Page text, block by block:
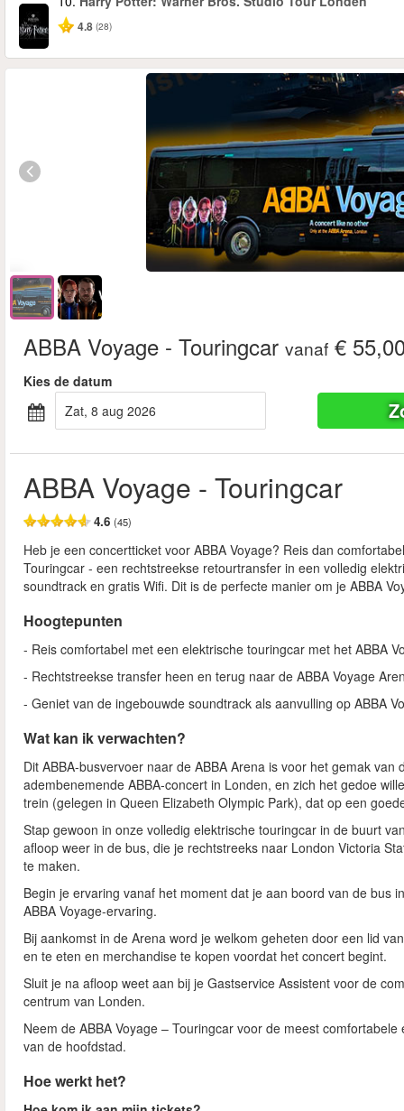
4.8 (28)
ABBA Voyage - Touringcar vanaf €
Kies de datum
zat, 8 aug 2026
ABBA Voyage - Touringcar
4.6 (45)
Heb je een concertticket voor ABBA Voyage? Reis dan
Touringcar - een rechtstreekse retourtransfer in een volledig
soundtrack en gratis Wifi. Dit is de perfecte manier om je ABBA
Hoogtepunten
- Reis comfortabel met een elektrische touringcar met het ABBA
- Rechtstreekse transfer heen en terug naar de ABBA Voyage
- Geniet van de ingebouwde soundtrack als aanvulling op ABBA
Wat kan ik verwachten?
Dit ABBA-busvervoer naar de ABBA Arena is voor het gemak
adembenemende ABBA-concert in Londen, en zich het gedoe
trein (gelegen in Queen Elizabeth Olympic Park), dat op een
Stap gewoon in onze volledig elektrische touringcar in de buurt
afloop weer in de bus, die je rechtstreeks naar London Victoria
te maken.
Begin je ervaring vanaf het moment dat je aan boord van de bus
ABBA Voyage-ervaring.
Bij aankomst in de Arena word je welkom geheten door een lid
en te eten en merchandise te kopen voordat het concert begint.
Sluit je na afloop weet aan bij je Gastservice Assistent voor de
centrum van Londen.
Neem de ABBA Voyage – Touringcar voor de meest
van de hoofdstad.
Hoe werkt het?